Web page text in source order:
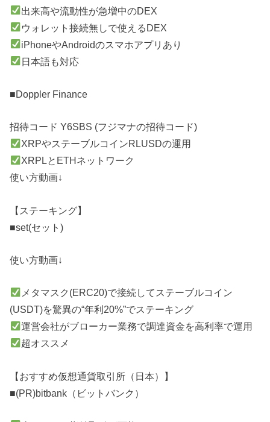
出来高や流動性が急増中のDEX
ウォレット接続無しで使えるDEX
iPhoneやAndroidのスマホアプリあり
日本語も対応
■Doppler Finance
招待コード Y6SBS (フジマナの招待コード)
XRPやステーブルコインRLUSDの運用
XRPLとETHネットワーク
使い方動画↓
【ステーキング】
■set(セット)
使い方動画↓
メタマスク(ERC20)で接続してステーブルコイン
(USDT)を驚異の“年利20%”でステーキング
運営会社がブローカー業務で調達資金を高利率で運用
超オススメ
【おすすめ仮想通貨取引所（日本）】
■(PR)bitbank（ビットバンク）